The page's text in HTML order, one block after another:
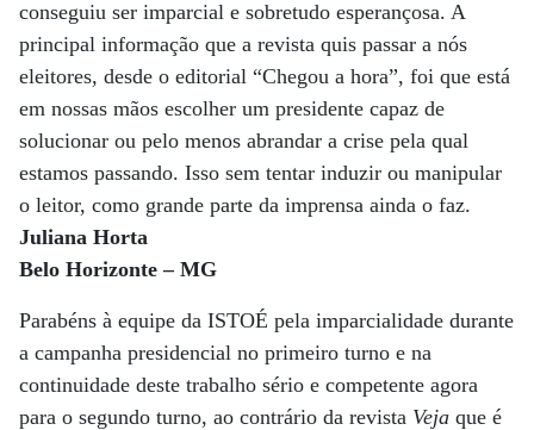
conseguiu ser imparcial e sobretudo esperançosa. A
principal informação que a revista quis passar a nós
eleitores, desde o editorial “Chegou a hora”, foi que está
em nossas mãos escolher um presidente capaz de
solucionar ou pelo menos abrandar a crise pela qual
estamos passando. Isso sem tentar induzir ou manipular
o leitor, como grande parte da imprensa ainda o faz.
Juliana Horta
Belo Horizonte – MG
Parabéns à equipe da ISTOÉ pela imparcialidade durante
a campanha presidencial no primeiro turno e na
continuidade deste trabalho sério e competente agora
para o segundo turno, ao contrário da revista Veja que é